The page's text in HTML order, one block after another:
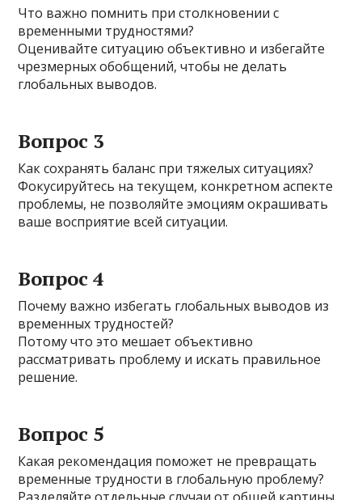
Что важно помнить при столкновении с
временными трудностями?
Оценивайте ситуацию объективно и избегайте
чрезмерных обобщений, чтобы не делать
глобальных выводов.
Вопрос 3
Как сохранять баланс при тяжелых ситуациях?
Фокусируйтесь на текущем, конкретном аспекте
проблемы, не позволяйте эмоциям окрашивать
ваше восприятие всей ситуации.
Вопрос 4
Почему важно избегать глобальных выводов из
временных трудностей?
Потому что это мешает объективно
рассматривать проблему и искать правильное
решение.
Вопрос 5
Какая рекомендация поможет не превращать
временные трудности в глобальную проблему?